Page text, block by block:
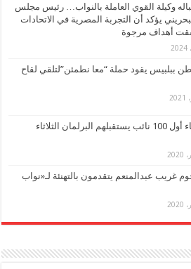
وكيلة القوي العاملة بالنواب… رئيس مجلس
يؤكد أن التجربة المصرية في الاتحادات
حققت أهداف مرجوة
ببلبيس يقود حملة “معا نطمئن”لتلقي لقاح
ننشر أسماء أول 100 نائب يستقبلهم البرلمان الثلاثاء
غريب عبدالمنعم يتقدمون بالتهنئة لـ«نواب